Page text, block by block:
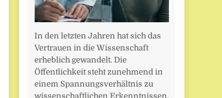
In den letzten Jahren hat sich das
Vertrauen in die Wissenschaft
erheblich gewandelt. Die
Öffentlichkeit steht zunehmend in
einem Spannungsverhältnis zu
wissenschaftlichen Erkenntnissen,